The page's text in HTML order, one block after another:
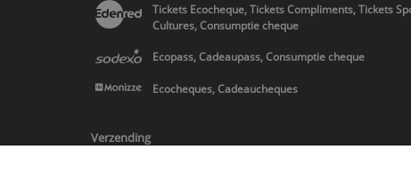
Tickets Ecocheque, Tickets Compliments, Tickets
Cultures, Consumptie cheque
Ecopass, Cadeaupass, Consumptie cheque
Ecocheques, Cadeaucheques
Verzending